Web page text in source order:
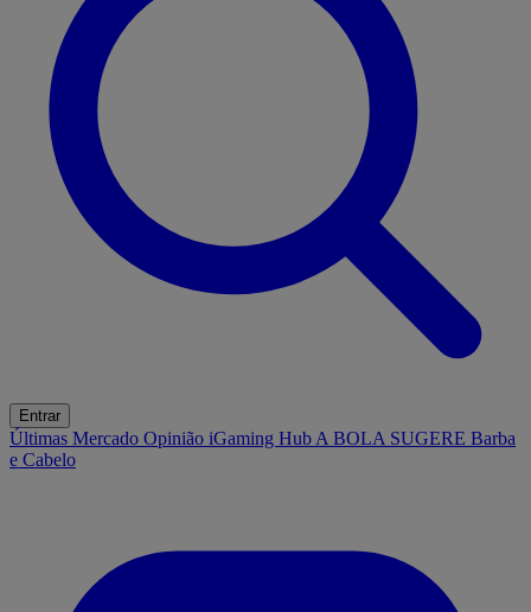
Entrar
Últimas Mercado Opinião iGaming Hub A BOLA SUGERE Barba
e Cabelo